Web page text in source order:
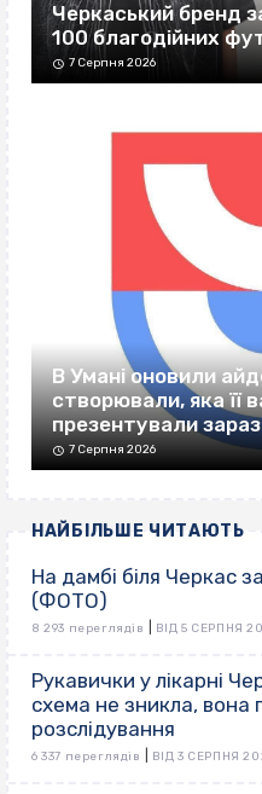
Черкаський бренд
100 благодійних
7 Серпня 2026
В Умані оновили
створювали, яка її
презентували
7 Серпня 2026
НАЙБІЛЬШЕ ЧИТАЮТЬ
На дамбі біля Черкас
(ФОТО)
8 293 переглядів ВІД 5 СЕРПНЯ
Рукавички у лікарні
схема не зникла, вона
розслідування
6 337 переглядів ВІД 3 СЕРПНЯ